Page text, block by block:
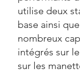
utilise deux
base ainsi
nombreux
intégrés sur
sur les